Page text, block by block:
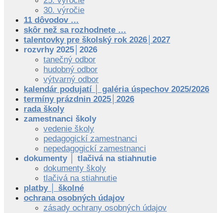
30. výročie
11 dôvodov …
skôr než sa rozhodnete …
talentovky pre školský rok 2026│2027
rozvrhy 2025│2026
tanečný odbor
hudobný odbor
výtvarný odbor
kalendár podujatí │ galéria úspechov 2025/2026
termíny prázdnin 2025│2026
rada školy
zamestnanci školy
vedenie školy
pedagogickí zamestnanci
nepedagogickí zamestnanci
dokumenty │ tlačivá na stiahnutie
dokumenty školy
tlačivá na stiahnutie
platby │ školné
ochrana osobných údajov
zásady ochrany osobných údajov